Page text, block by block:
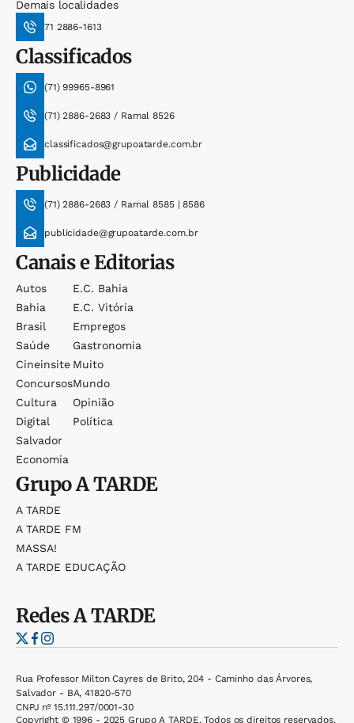
Demais localidades
71 2886-1613
Classificados
(71) 99965-8961
(71) 2886-2683 / Ramal 8526
classificados@grupoatarde.com.br
Publicidade
(71) 2886-2683 / Ramal 8585 | 8586
publicidade@grupoatarde.com.br
Canais e Editorias
Autos
Bahia
Brasil
Saúde
Cineinsite
Concursos
Cultura
Digital
Salvador
Economia
E.c. Bahia
E.c. Vitória
Empregos
Gastronomia
Muito
Mundo
Opinião
Política
GrupoA TARDE
A TARDE
A TARDE FM
MASSA!
A TARDE EDUCAÇÃO
RedesA TARDE
Rua Professor Milton Cayres de Brito, 204 - Caminho das Árvores,
Salvador - BA, 41820-570
CNPJ nº 15.111.297/0001-30
Copyright © 1996 - 2025 Grupo A TARDE. Todos os direitos reservados.